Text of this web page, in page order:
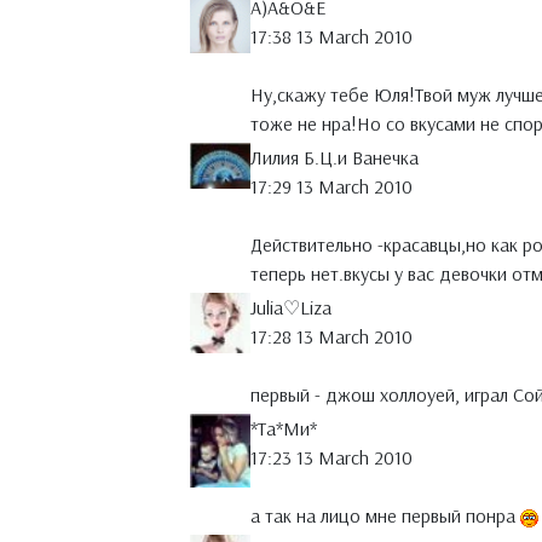
A)A&O&E
17:38 13 March 2010
Ну,скажу тебе Юля!Твой муж
тоже не нра!Но со вкусами не
Лилия Б.Ц.и Ванечка
17:29 13 March 2010
Действительно -красавцы,но как
теперь нет.вкусы у вас девочки
Julia♡Liza
17:28 13 March 2010
первый - джош холлоуей, играл
*Тa*Ми*
17:23 13 March 2010
а так на лицо мне первый понра